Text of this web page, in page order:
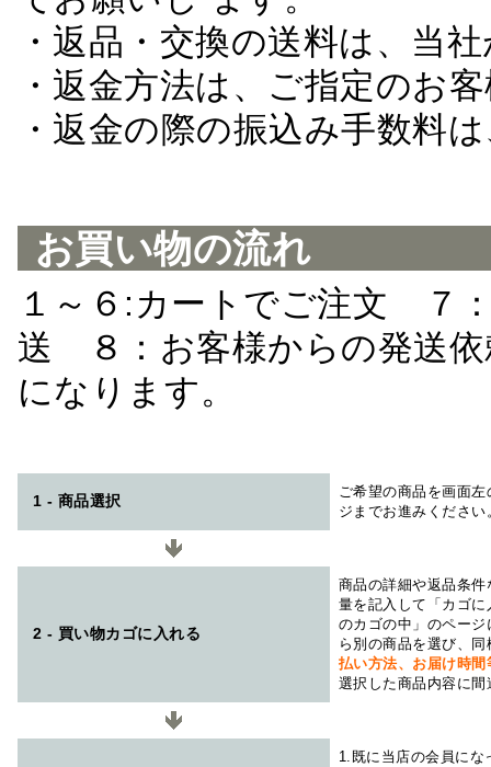
・返品・交換の送料は、当
・返金方法は、ご指定のお
・返金の際の振込み手数料
お買い物の流れ
１～６:カートでご注文 ７
送 ８：お客様からの発送
になります。
1 - 商品選択
ご希望の商品を画面
ジまでお進みください
2 - 買い物カゴに入れる
商品の詳細や返品条
量を記入して「カゴ
のカゴの中」のペー
ら別の商品を選び、
払い方法、お届け時
選択した商品内容に
1.既に当店の会員にな